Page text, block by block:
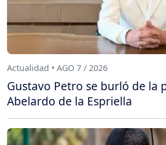
Actualidad • AGO 7 / 2026
Gustavo Petro se burló de la
Abelardo de la Espriella